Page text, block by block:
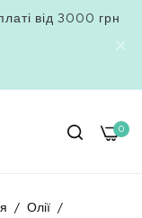
від 3000 грн
0
Олії